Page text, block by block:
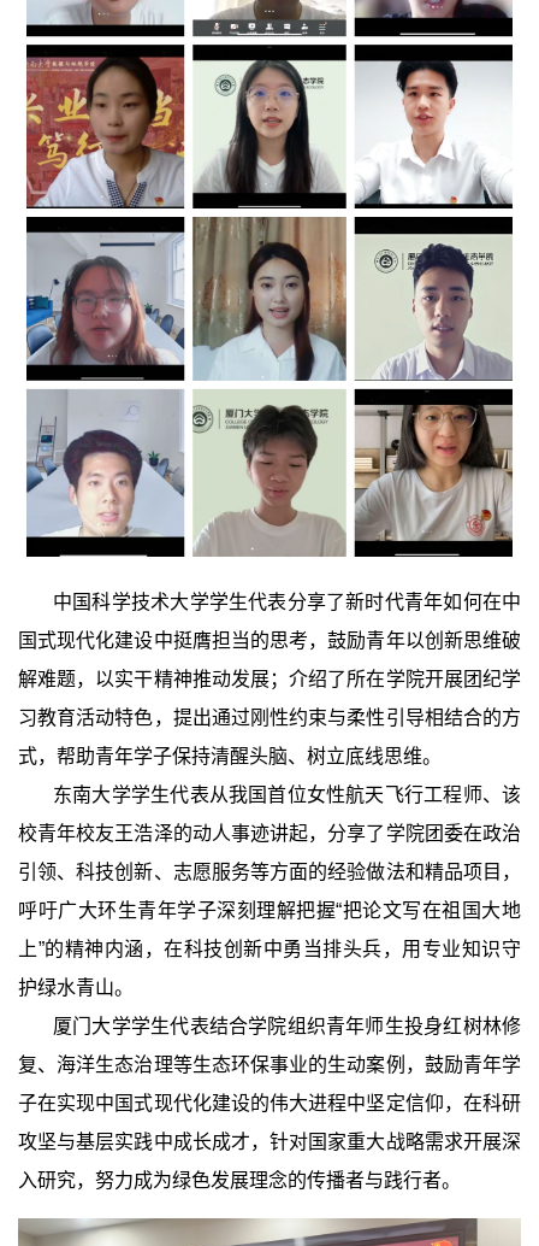
中国科学技术大学学生代表分享了新时代青年如何在中
国式现代化建设中挺膺担当的思考，鼓励青年以创新思维破
解难题，以实干精神推动发展；介绍了所在学院开展团纪学
习教育活动特色，提出通过刚性约束与柔性引导相结合的方
式，帮助青年学子保持清醒头脑、树立底线思维。
东南大学学生代表从我国首位女性航天飞行工程师、该
校青年校友王浩泽的动人事迹讲起，分享了学院团委在政治
引领、科技创新、志愿服务等方面的经验做法和精品项目，
呼吁广大环生青年学子深刻理解把握“把论文写在祖国大地
上”的精神内涵，在科技创新中勇当排头兵，用专业知识守
护绿水青山。
厦门大学学生代表结合学院组织青年师生投身红树林修
复、海洋生态治理等生态环保事业的生动案例，鼓励青年学
子在实现中国式现代化建设的伟大进程中坚定信仰，在科研
攻坚与基层实践中成长成才，针对国家重大战略需求开展深
入研究，努力成为绿色发展理念的传播者与践行者。